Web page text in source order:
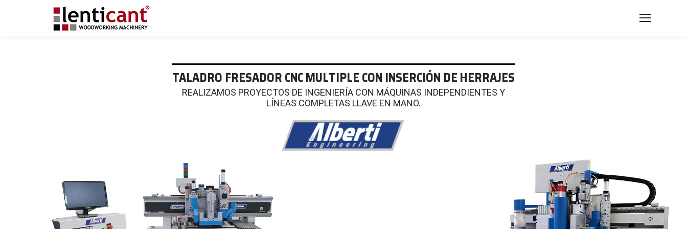
TALADRO FRESADOR CNC MULTIPLE CON INSERCIÓN DE HERRAJES
REALIZAMOS PROYECTOS DE INGENIERÍA CON MÁQUINAS INDEPENDIENTES Y
LÍNEAS COMPLETAS LLAVE EN MANO.